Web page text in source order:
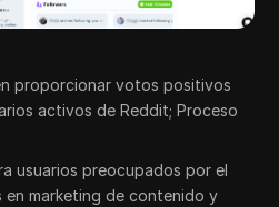
proporcionar votos positivos
activos de Reddit; Proceso
usuarios preocupados por el
marketing de contenido y